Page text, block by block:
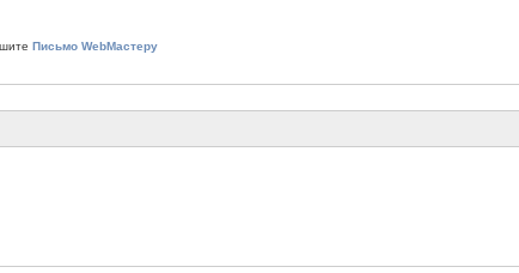
Письмо WebМастеру